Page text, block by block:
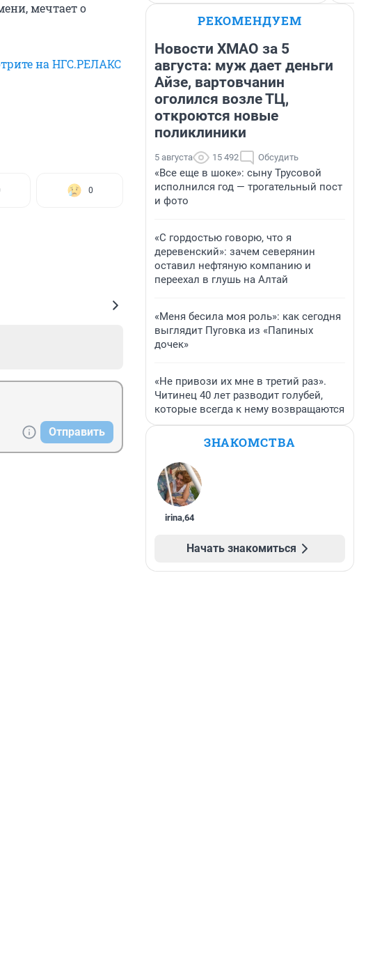
мечтает о
на НГС.РЕЛАКС
0
Отправить
РЕКОМЕНДУЕМ
Новости ХМАО за 5
августа: муж дает деньги
Айзе, вартовчанин
оголился возле ТЦ,
откроются новые
поликлиники
5 августа 15 492 Обсудить
«Все еще в шоке»: сыну Трусовой
исполнился год — трогательный пост
и фото
«С гордостью говорю, что я
деревенский»: зачем северянин
оставил нефтяную компанию и
переехал в глушь на Алтай
«Меня бесила моя роль»: как сегодня
выглядит Пуговка из «Папиных
дочек»
«Не привози их мне в третий раз».
Читинец 40 лет разводит голубей,
которые всегда к нему возвращаются
ЗНАКОМСТВА
irina,64
Начать знакомиться